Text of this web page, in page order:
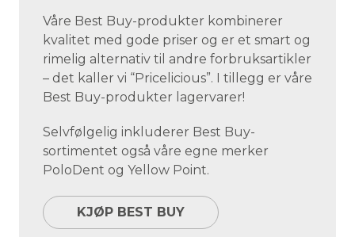
Våre Best Buy-produkter kombinerer
kvalitet med gode priser og er et smart og
rimelig alternativ til andre forbruksartikler
– det kaller vi “Pricelicious”. I tillegg er våre
Best Buy-produkter lagervarer!
Selvfølgelig inkluderer Best Buy-
sortimentet også våre egne merker
PoloDent og Yellow Point.
KJØP BEST BUY